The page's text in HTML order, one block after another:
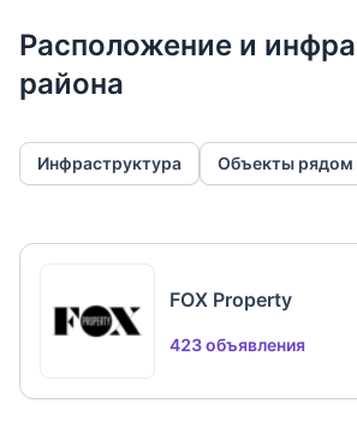
Расположение и
района
Инфраструктура Объекты рядом
FOX Property
423 объявления